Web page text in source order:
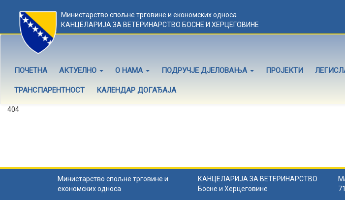
Министарство спољне трговине и економских односа
КАНЦЕЛАРИЈА ЗА ВЕТЕРИНАРСТВО БОСНЕ И ХЕРЦЕГОВИНЕ
ПОЧЕТНА АКТУЕЛНО О НАМА ПОДРУЧЈЕ ДЈЕЛОВАЊА ПРОЈЕКТИ
ТРАНСПАРЕНТНОСТ КАЛЕНДАР ДОГАЂАЈА
404
Министарство спољне трговине и
економских односа
КАНЦЕЛАРИЈА ЗА ВЕТЕРИНАРСТВО
Босне и Херцеговине